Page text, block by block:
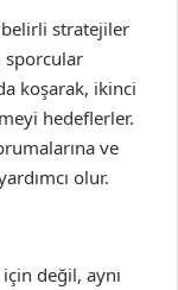
belirli stratejiler
sporcular
koşarak, ikinci
hedeflerler.
ve
olur.
değil, aynı